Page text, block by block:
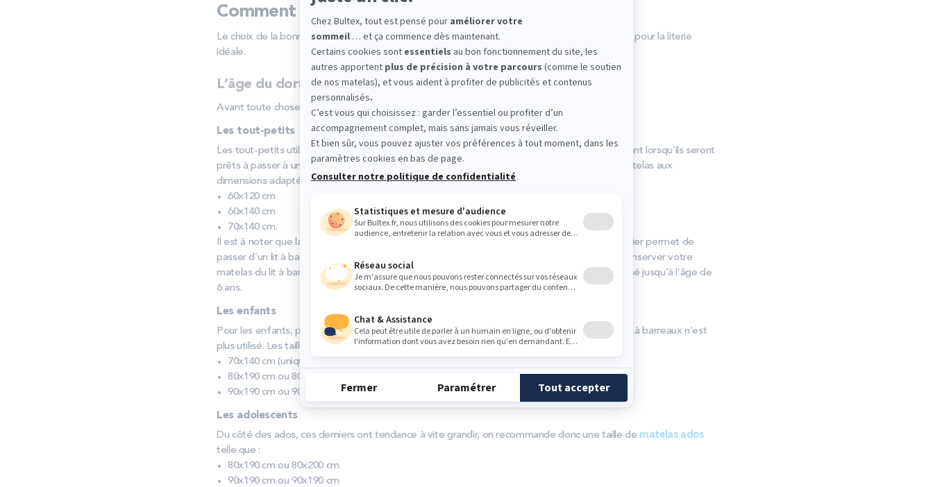
Comment choisir la bonne taille de matelas ?
Le choix de la bonne taille de matelas se fait selon différents critères bien précis afin d’opter pour la literie
idéale.
L’âge du dormeur
Avant toute chose, la tranche d’âge du ou des dormeurs est à prendre en compte.
Les tout-petits
Les tout-petits utilisent un lit à barreaux de l’âge de 6 mois jusqu’à 2 ans
(ou l’âge qu’ils auront lorsqu’ils seront
prêts à passer à un lit sans barreaux). Cette tranche d’âge se doit donc de bénéficier d’un matelas aux
dimensions adaptées au lit à barreaux choisi. Les possibilités sont les suivantes :
60x120 cm
60x140 cm
70x140 cm.
Il est à noter que la dimension 70x140 cm est aussi adaptée pour un lit bébé évolutif. Ce dernier permet de
passer d’un lit à barreaux à un lit pour enfant en quelques manipulations. Vous pouvez ainsi conserver votre
matelas du lit à barreau en l’installant dans le lit enfant. Un lit enfant 70x140 cm peut être utilisé jusqu’à l’âge de
6 ans.
Les enfants
Pour les enfants, plusieurs dimensions peuvent être envisagées également une fois que le lit à barreaux n’est
plus utilisé. Les tailles de matelas pour enfants recommandées sont :
70x140 cm (uniquement jusqu’à 6 ans)
80x190 cm ou 80x200 cm
90x190 cm ou 90x200 cm
Les adolescents
Du côté des ados, ces derniers ont tendance à vite grandir, on recommande donc une taille de matelas ados
telle que :
80x190 cm ou 80x200 cm
90x190 cm ou 90x190 cm